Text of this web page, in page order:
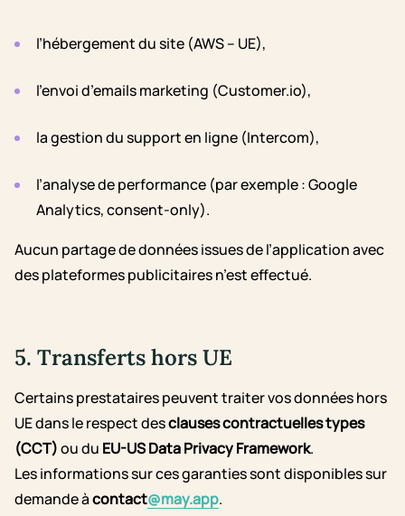
l’hébergement du site (AWS – UE),
l’envoi d’emails marketing (Customer.io),
la gestion du support en ligne (Intercom),
l’analyse de performance (par exemple : Google
Analytics, consent-only).
Aucun partage de données issues de l’application avec
des plateformes publicitaires n’est effectué.
5. Transferts hors UE
Certains prestataires peuvent traiter vos données hors
UE dans le respect desclauses contractuelles types
(CCT)ou du EU-US Data Privacy Framework.
Les informations sur ces garanties sont disponibles sur
demande àcontact@may.app.